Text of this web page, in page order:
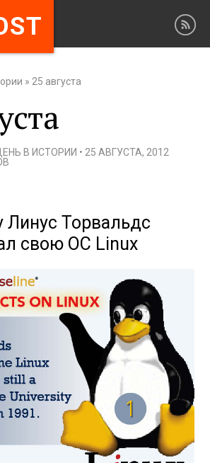
» 25 августа
В ИСТОРИИ • 25 АВГУСТА, 2012
Линус Торвальдс
свою ОС Linux